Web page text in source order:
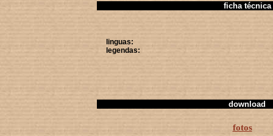
ficha técnica
linguas:
legendas:
download
fotos